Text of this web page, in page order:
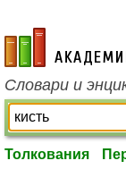
academic.ru
Словари и
Толкования